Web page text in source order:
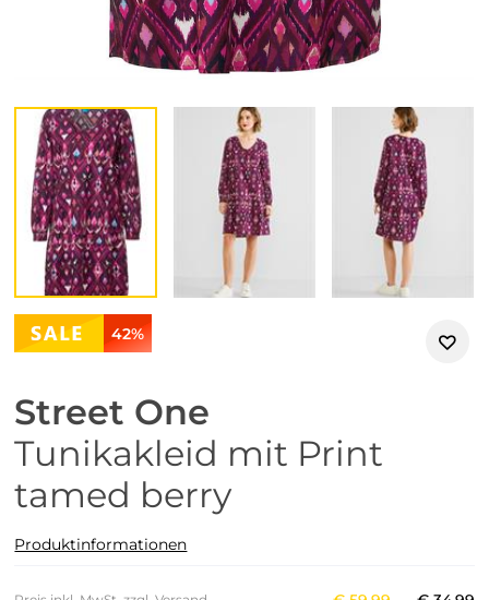
42%
Street One
Tunikakleid mit Print
tamed berry
Produktinformationen